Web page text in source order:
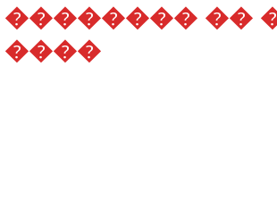
�������� ��
����